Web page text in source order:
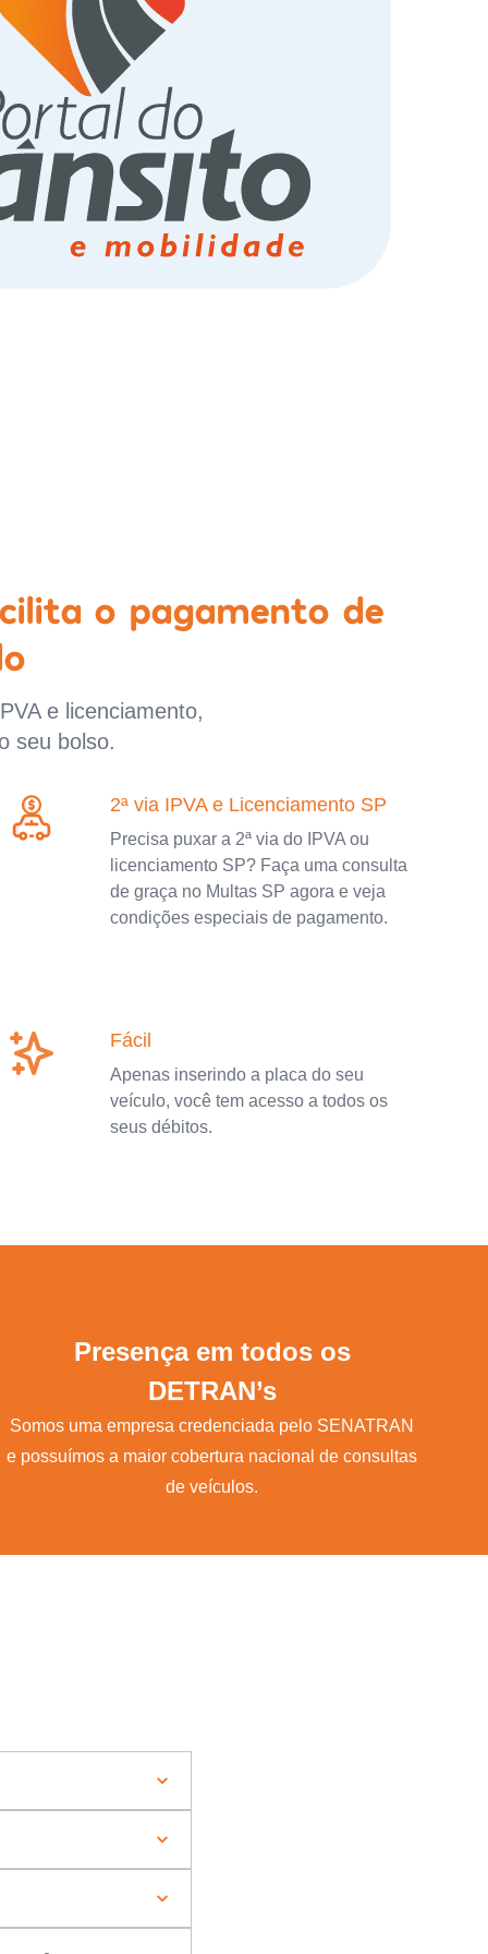
o pagamento de
e licenciamento,
seu bolso.
2ª via IPVA e Licenciamento SP
Precisa puxar a 2ª via do IPVA ou
licenciamento SP? Faça uma consulta
de graça no Multas SP agora e veja
condições especiais de pagamento.
Fácil
Apenas inserindo a placa do seu
veículo, você tem acesso a todos os
seus débitos.
Presença em todos os
DETRAN’s
Somos uma empresa credenciada pelo SENATRAN
e possuímos a maior cobertura nacional de consultas
de veículos.